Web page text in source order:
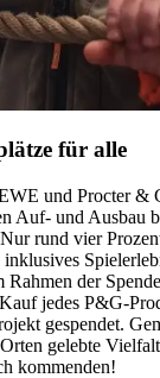
für alle
und Procter &
Auf- und Ausbau
rund vier
der
jedes P&G-
gespendet.
gelebte
kommenden!